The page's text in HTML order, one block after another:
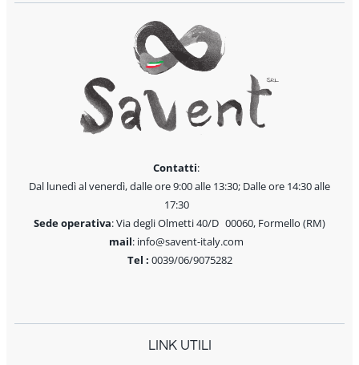
Contatti:
Dal lunedì al venerdì, dalle ore 9:00 alle 13:30; Dalle ore 14:30 alle
17:30
Sede operativa: Via degli Olmetti 40/D 00060, Formello (RM)
mail: info@savent-italy.com
Tel : 0039/06/9075282
LINK UTILI